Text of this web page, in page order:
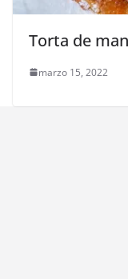
Torta de
marzo 15, 2022